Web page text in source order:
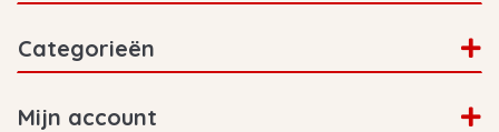
Categorieën
Mijn account